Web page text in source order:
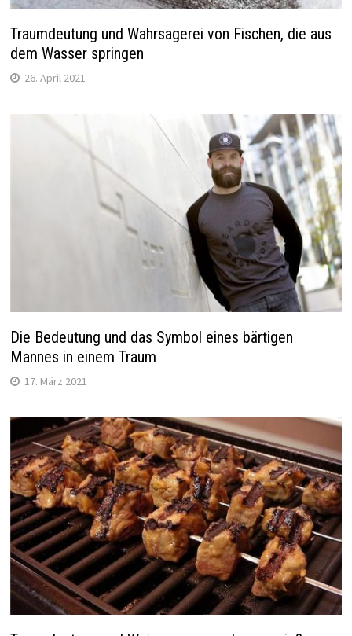
Traumdeutung und Wahrsagerei von Fischen, die aus
dem Wasser springen
26. April 2021
Die Bedeutung und das Symbol eines bärtigen
Mannes in einem Traum
17. März 2021